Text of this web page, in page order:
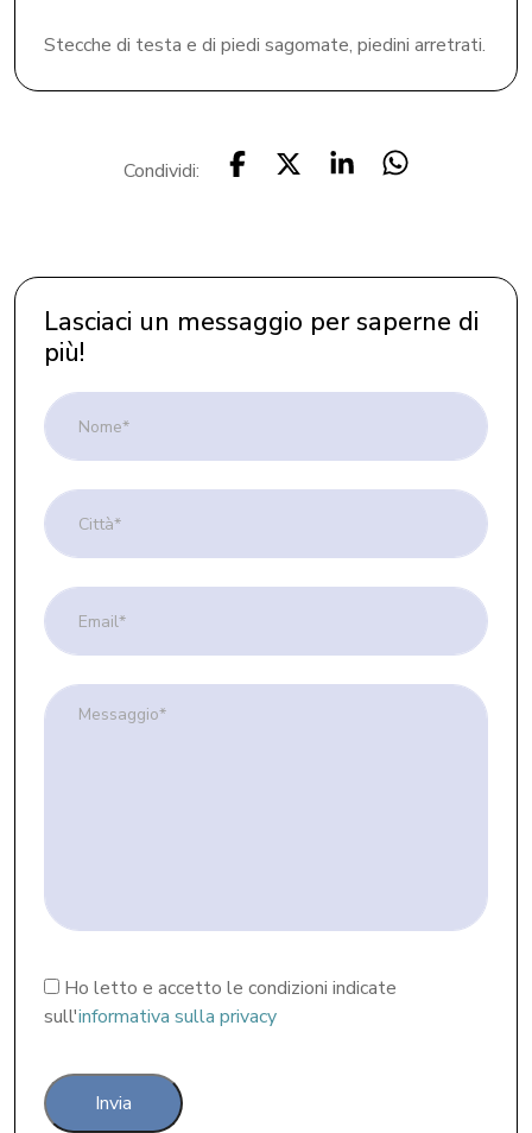
Stecche di testa e di piedi sagomate, piedini arretrati.
Condividi:
Lasciaci un messaggio per saperne di
più!
Ho letto e accetto le condizioni indicate
sull'informativa sulla privacy